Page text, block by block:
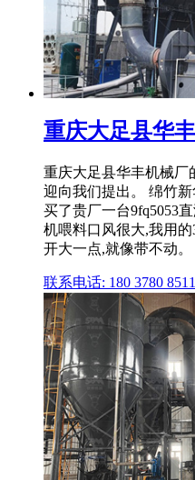
重庆大足县华
重庆大足县华丰机械厂
迎向我们提出。 绵竹新
买了贵厂一台9fq5053
机喂料口风很大,我用
开大一点,就像带不动。
联系电话: 180 3780 8511